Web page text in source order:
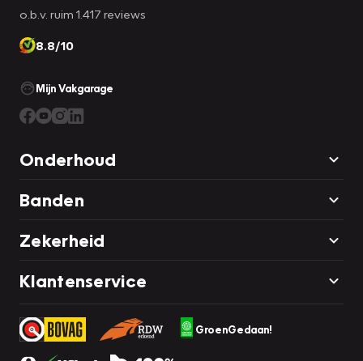
o.b.v. ruim 1.417 reviews
8.8/10
Mijn Vakgarage
Onderhoud
Banden
Zekerheid
Klantenservice
GroenGedaan!